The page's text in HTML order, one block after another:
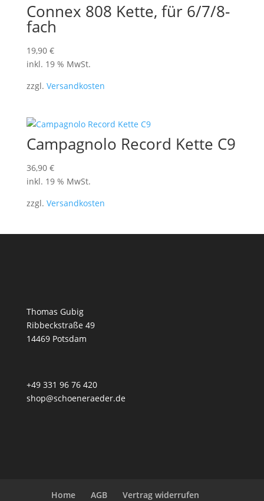
Connex 808 Kette, für 6/7/8-
fach
19,90 €
inkl. 19 % MwSt.
zzgl. Versandkosten
Campagnolo Record Kette C9
36,90 €
inkl. 19 % MwSt.
zzgl. Versandkosten
Thomas Gubig
Ribbeckstraße 49
14469 Potsdam
+49 331 96 76 420
shop@schoeneraeder.de
Home AGB Vertrag widerrufen